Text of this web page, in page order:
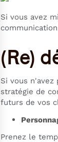
Si vous avez
(Re)
Si vous
stratégie de
futurs de vos
Prenez le